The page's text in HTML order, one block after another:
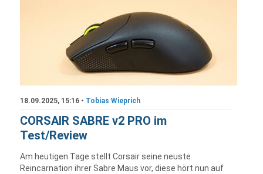
18.09.2025, 15:16 • Tobias Wieprich
CORSAIR SABRE v2 PRO im
Test/Review
Am heutigen Tage stellt Corsair seine neuste
Reincarnation ihrer Sabre Maus vor, diese hört nun auf